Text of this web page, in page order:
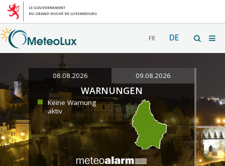
FR DE
08.08.2026 09.08.2026
WARNUNGEN
Keine Warnung
aktiv